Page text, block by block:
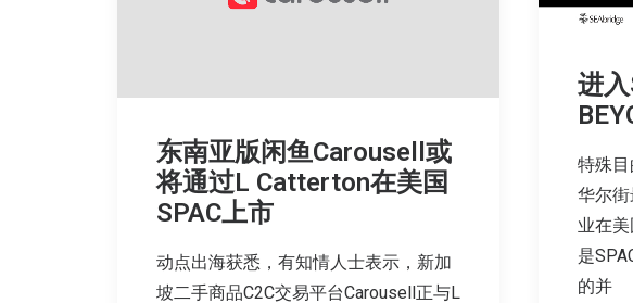
进
特殊
华尔
业在
是
的并
东南亚版闲鱼Carousell或
将通过L Catterton在美国
SPAC上市
动点出海获悉，有知情人士表示，新加
坡二手商品C2C交易平台Carousell正与L